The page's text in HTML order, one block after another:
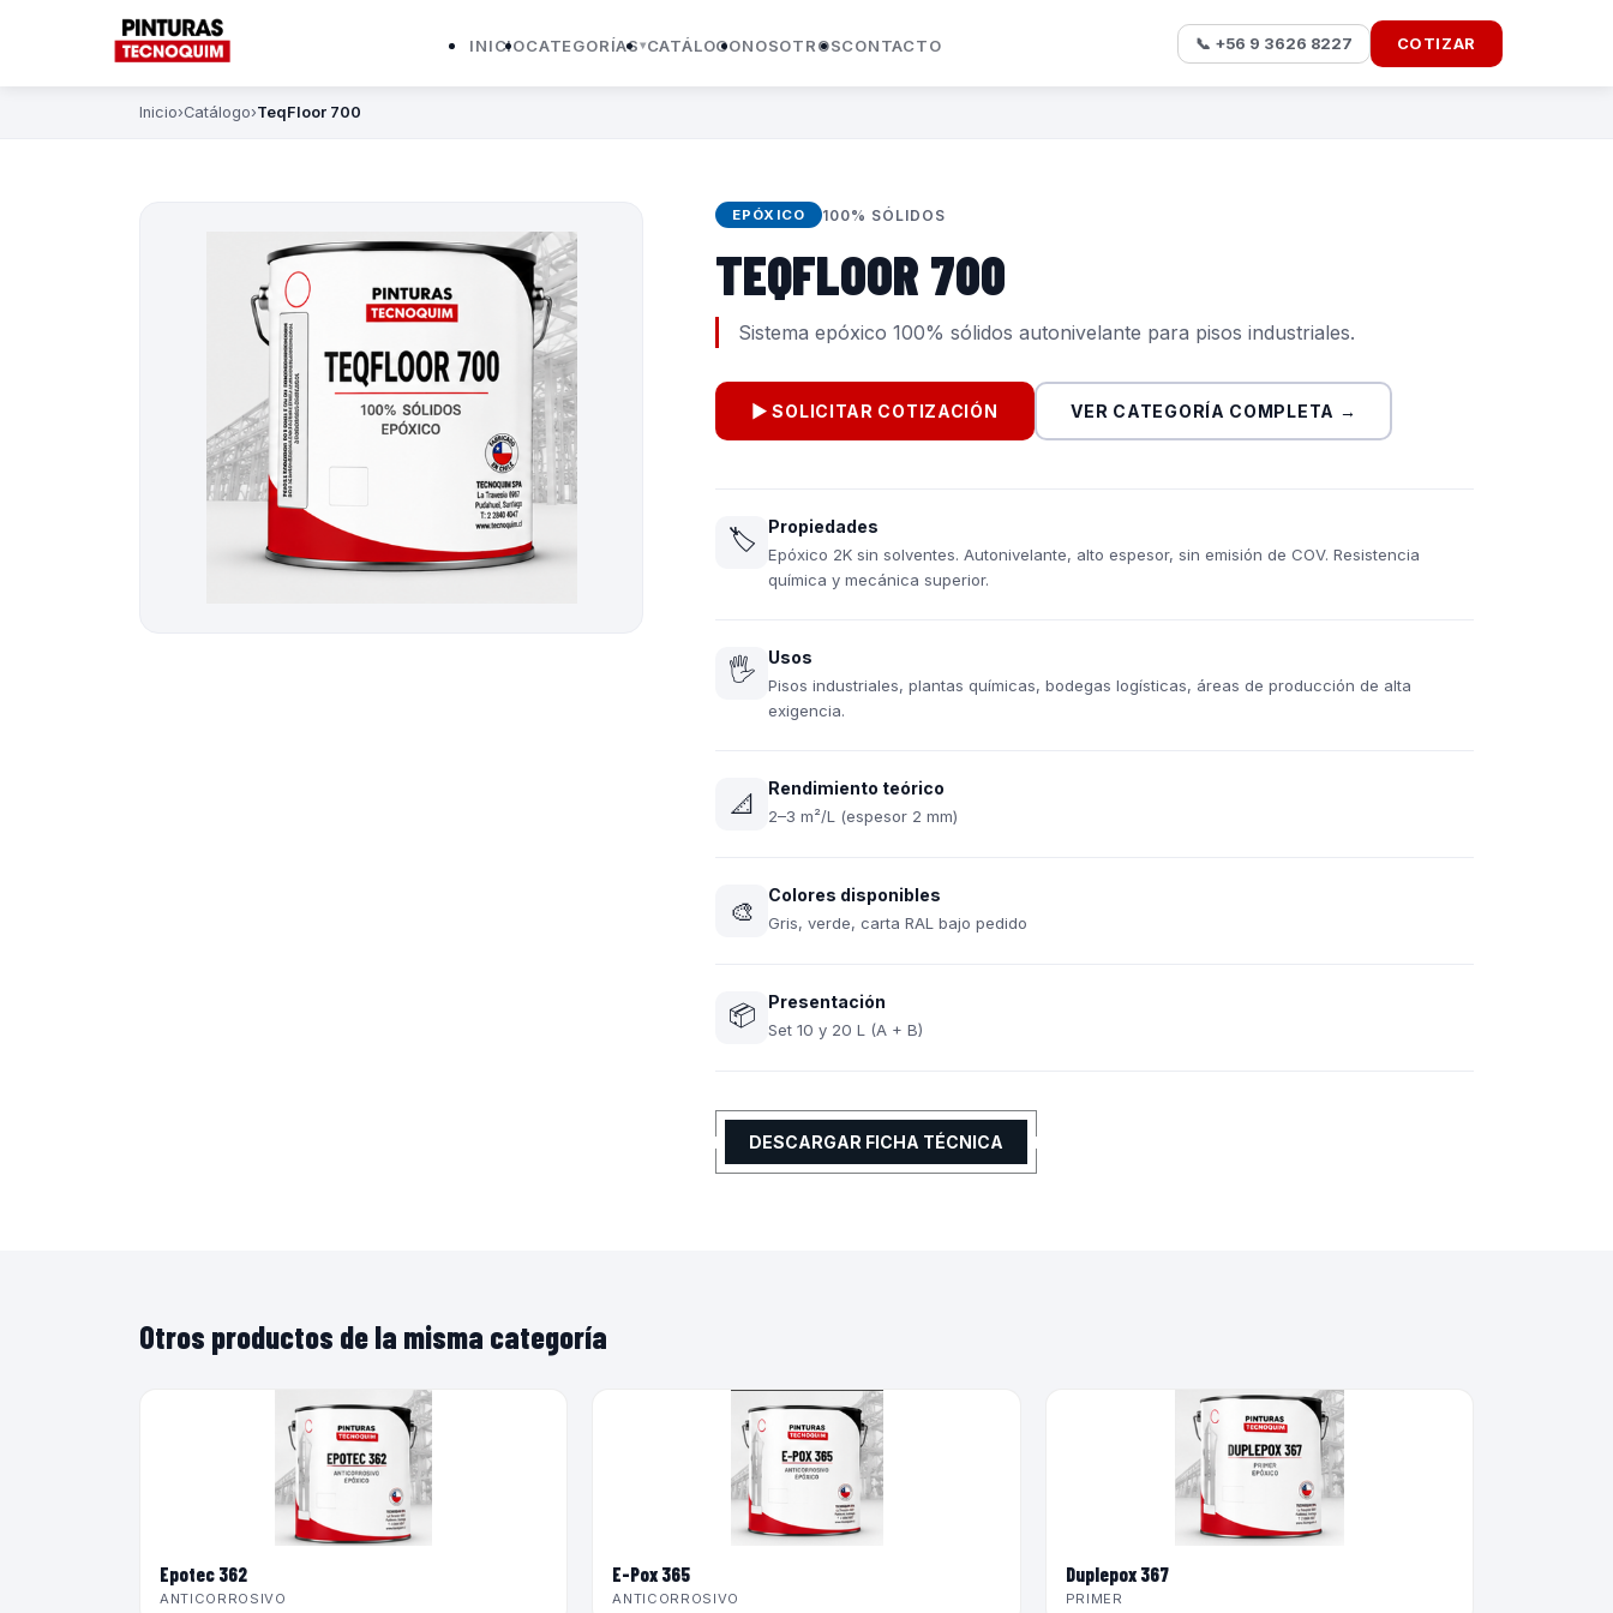
INICIOCATEGORÍAS CATÁLOGONOSOTROSCONTACTO 📞 +56 9 3626 8227 COTIZAR
Inicio›Catálogo›TeqFloor 700
EPÓXICO 100% SÓLIDOS
TEQFLOOR 700
Sistema epóxico 100% sólidos autonivelante para pisos industriales.
▶ SOLICITAR COTIZACIÓN VER CATEGORÍA COMPLETA →
🏷 Propiedades
Epóxico 2K sin solventes. Autonivelante, alto espesor, sin emisión de COV. Resistencia
química y mecánica superior.
🖐 Usos
Pisos industriales, plantas químicas, bodegas logísticas, áreas de producción de alta
exigencia.
📐
Rendimiento teórico
2–3 m²/L (espesor 2 mm)
🎨
Colores disponibles
Gris, verde, carta RAL bajo pedido
📦 Presentación
Set 10 y 20 L (A + B)
DESCARGAR FICHA TÉCNICA
Otros productos de la misma categoría
Epotec 362
ANTICORROSIVO
E-Pox 365
ANTICORROSIVO
Duplepox 367
PRIMER